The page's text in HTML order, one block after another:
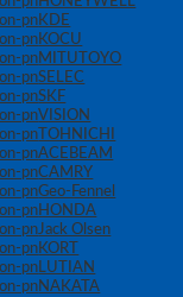
KDE
KOCU
MITUTOYO
SELEC
SKF
VISION
TOHNICHI
ACEBEAM
CAMRY
Geo-Fennel
HONDA
Jack Olsen
KORT
LUTIAN
NAKATA